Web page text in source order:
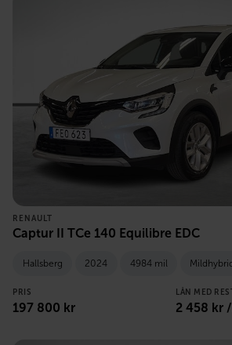
RENAULT
Captur II TCe 140 Equilibre EDC
Hallsberg 2024 4984 mil
PRIS
197 800 kr
LÅN MED
2 458 kr